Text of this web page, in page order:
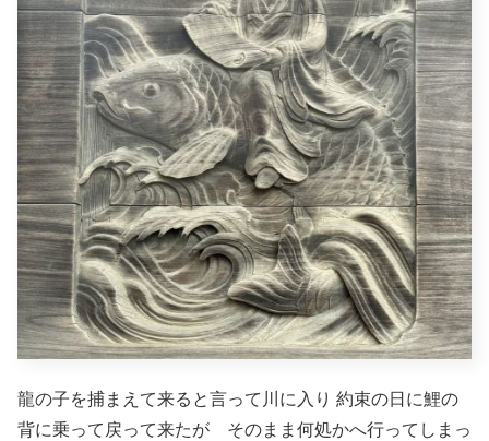
龍の子を捕まえて来ると言って川に入り 約束の日に鯉の
背に乗って戻って来たが そのまま何処かへ行ってしまっ